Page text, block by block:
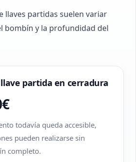
llaves partidas suelen variar
bombín y la profundidad del
partida en cerradura
todavía queda accesible,
pueden realizarse sin
completo.